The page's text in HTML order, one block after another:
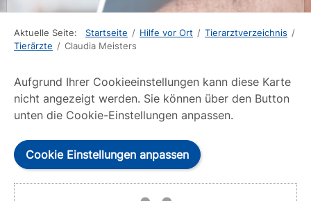
Aktuelle Seite: Startseite / Hilfe vor Ort / Tierarztverzeichnis /
Tierärzte / Claudia Meisters
Aufgrund Ihrer Cookieeinstellungen kann diese Karte
nicht angezeigt werden. Sie können über den Button
unten die Cookie-Einstellungen anpassen.
Cookie Einstellungen anpassen